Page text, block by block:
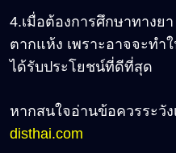
4.เมื่อต้องการศึกษาทางย
ตากแห้ง เพราะอาจจะทำ
ได้รับประโยชน์ที่ดีที่สุด
หากสนใจอ่านข้อควรระวั
disthai.com